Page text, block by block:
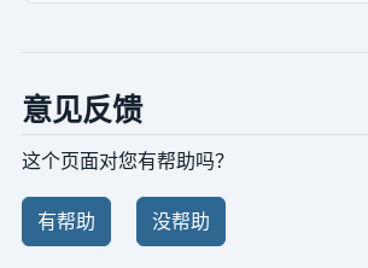
意见反馈
这个页面对您有帮助吗？
有帮助 没帮助